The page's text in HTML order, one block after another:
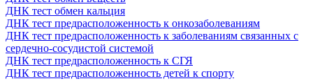
ДНК ​тест обмен кальция
ДНК ​тест предрасположенность к онкозаболеваниям
ДНК ​тест предрасположенность к заболеваниям связанных с
сердечно-сосудистой системой
ДНК ​тест предрасположенность к СГЯ
ДНК ​тест предрасположенность детей к спорту